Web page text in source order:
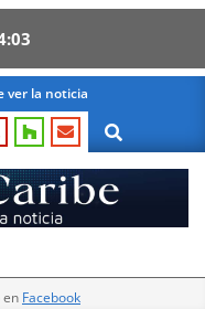
03
ver la noticia
Search
en Facebook